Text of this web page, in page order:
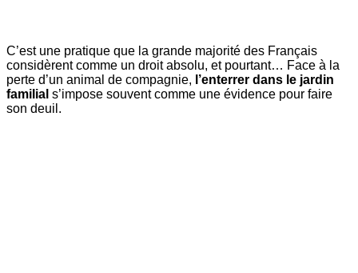
C’est une pratique que la grande majorité des Français
considèrent comme un droit absolu, et pourtant… Face à la
perte d’un animal de compagnie, l’enterrer dans le jardin
familial s’impose souvent comme une évidence pour faire
son deuil.